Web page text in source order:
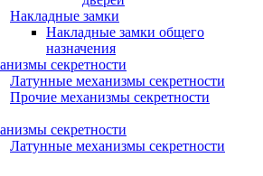
Накладные замки
Накладные замки общего
назначения
секретности
Латунные механизмы секретности
Прочие механизмы секретности
секретности
Латунные механизмы секретности